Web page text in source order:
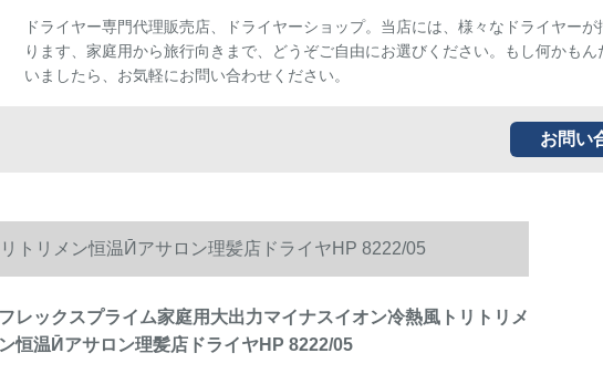
ドライヤー専門代理販売店、ドライヤーショップ。当店には、様々なドライヤーが
ります、家庭用から旅行向きまで、どうぞご自由にお選びください。もし何かもん
いましたら、お気軽にお問い合わせください。
お問い
トリメン恒温Ӣアサロン理髪店ドライヤHP 8222/05
フレックスプライム家庭用大出力マイナスイオン冷熱風トリトリメ
ン恒温Ӣアサロン理髪店ドライヤHP 8222/05